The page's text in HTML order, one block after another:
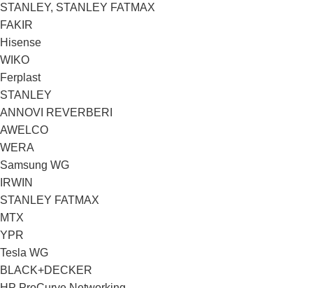
STANLEY, STANLEY FATMAX
FAKIR
Hisense
WIKO
Ferplast
STANLEY
ANNOVI REVERBERI
AWELCO
WERA
Samsung WG
IRWIN
STANLEY FATMAX
MTX
YPR
Tesla WG
BLACK+DECKER